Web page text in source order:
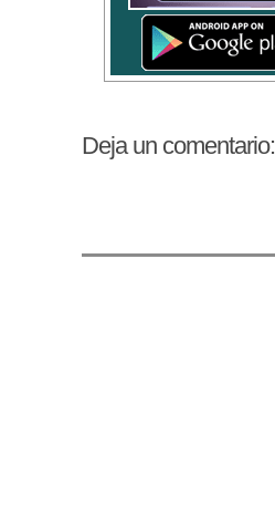
Deja un comentario: